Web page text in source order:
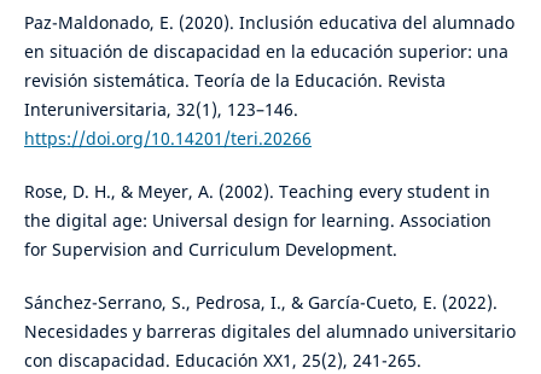
Paz-Maldonado, E. (2020). Inclusión educativa del alumnado
en situación de discapacidad en la educación superior: una
revisión sistemática. Teoría de la Educación. Revista
Interuniversitaria, 32(1), 123–146.
https://doi.org/10.14201/teri.20266
Rose, D. H., & Meyer, A. (2002). Teaching every student in
the digital age: Universal design for learning. Association
for Supervision and Curriculum Development.
Sánchez-Serrano, S., Pedrosa, I., & García-Cueto, E. (2022).
Necesidades y barreras digitales del alumnado universitario
con discapacidad. Educación XX1, 25(2), 241-265.